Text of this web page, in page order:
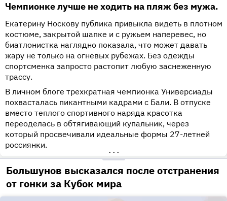
Чемпионке лучше не ходить на пляж без мужа.
Екатерину Носкову публика привыкла видеть в плотном
костюме, закрытой шапке и с ружьем наперевес, но
биатлонистка наглядно показала, что может давать
жару не только на огневых рубежах. Без одежды
спортсменка запросто растопит любую заснеженную
трассу.
В личном блоге трехкратная чемпионка Универсиады
похвасталась пикантными кадрами с Бали. В отпуске
вместо теплого спортивного наряда красотка
переоделась в обтягивающий купальник, через
который просвечивали идеальные формы 27-летней
россиянки.
•••
Большунов высказался после отстранения
от гонки за Кубок мира